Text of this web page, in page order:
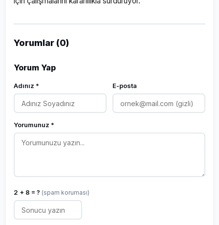
Yorumlar (0)
Yorum Yap
Adınız * E-posta
Yorumunuz *
2 + 8 = ? (spam koruması)